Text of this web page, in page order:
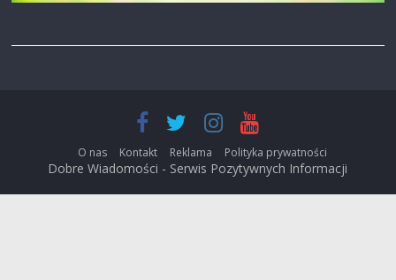
O nas Kontakt Reklama Polityka prywatności
Dobre Wiadomości - Serwis Pozytywnych Informacji